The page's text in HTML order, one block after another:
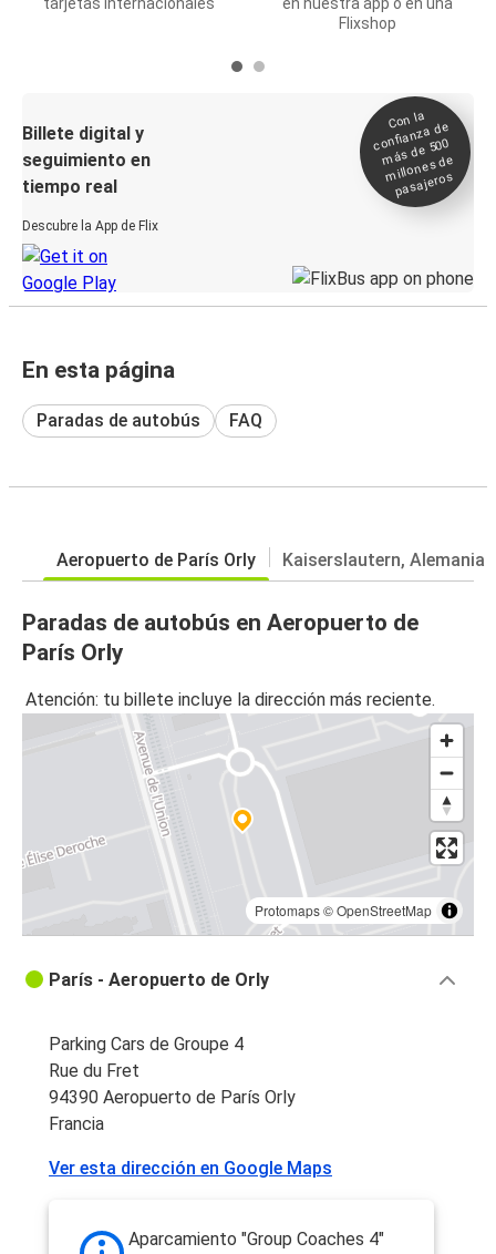
Flixshop
Billete digital y
seguimiento en
tiempo real
Descubre la App de Flix
Con la
confianza de
más de 500
millones de
pasajeros
En esta página
Paradas de autobús FAQ
Aeropuerto de París Orly Kaiserslautern, Alemania
Paradas de autobús en Aeropuerto de
París Orly
Atención: tu billete incluye la dirección más reciente.
Protomaps©OpenStreetMap
París - Aeropuerto de Orly
Parking Cars de Groupe 4
Rue du Fret
94390 Aeropuerto de París Orly
Francia
Ver esta dirección en Google Maps
Aparcamiento "Group Coaches 4"